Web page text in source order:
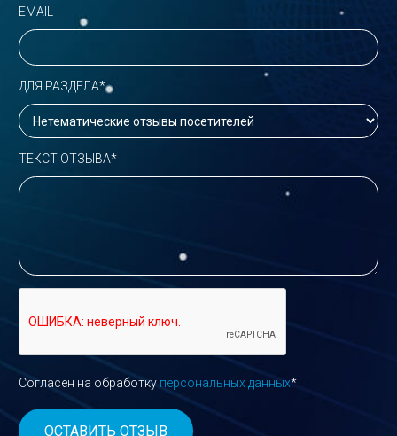
EMAIL
ДЛЯ РАЗДЕЛА*
ТЕКСТ ОТЗЫВА*
Согласен на обработку персональных данных*